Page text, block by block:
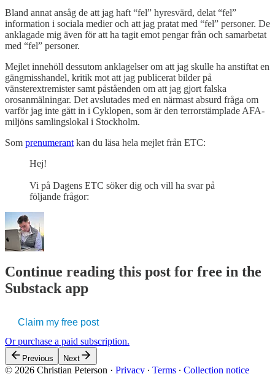
Bland annat ansåg de att jag haft “fel” hyresvärd, delat “fel”
information i sociala medier och att jag pratat med “fel” personer. De
anklagade mig även för att ha tagit emot pengar från och samarbetat
med “fel” personer.
Mejlet innehöll dessutom anklagelser om att jag skulle ha anstiftat en
gängmisshandel, kritik mot att jag publicerat bilder på
vänsterextremister samt påståenden om att jag gjort falska
orosanmälningar. Det avslutades med en närmast absurd fråga om
varför jag inte gått in i Cyklopen, som är den terrorstämplade AFA-
miljöns samlingslokal i Stockholm.
Som prenumerant kan du läsa hela mejlet från ETC:
Hej!
Vi på Dagens ETC söker dig och vill ha svar på
följande frågor:
Continue reading this post for free in the
Substack app
Claim my free post
Or purchase a paid subscription.
Previous Next
© 2026 Christian Peterson · Privacy ∙ Terms ∙ Collection notice